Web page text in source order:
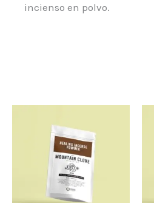
incienso en polvo.